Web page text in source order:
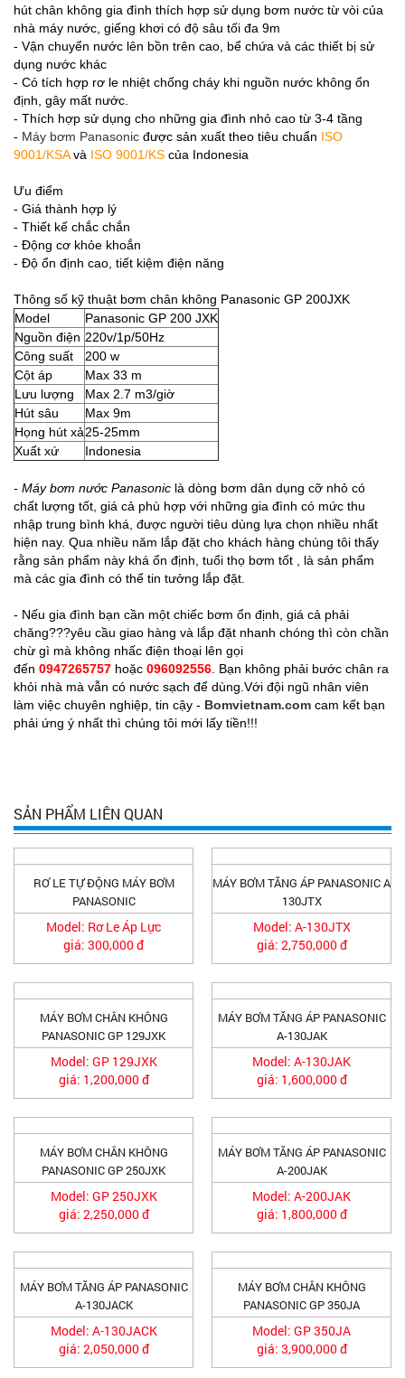
hút chân không gia đình thích hợp sử dụng bơm nước từ vòi của
nhà máy nước, giếng khơi có độ sâu tối đa 9m
- Vận chuyển nước lên bồn trên cao, bể chứa và các thiết bị sử
dụng nước khác
- Có tích hợp rơ le nhiệt chống cháy khi nguồn nước không ổn
định, gây mất nước.
- Thích hợp sử dụng cho những gia đình nhỏ cao từ 3-4 tầng
- Máy bơm Panasonic được sản xuất theo tiêu chuẩn ISO
9001/KSAvà ISO 9001/KS của Indonesia
Ưu điểm
- Giá thành hợp lý
- Thiết kế chắc chắn
- Động cơ khỏe khoắn
- Độ ổn định cao, tiết kiệm điện năng
Thông số kỹ thuật bơm chân không Panasonic GP 200JXK
Model
Panasonic GP 200 JXK
Nguồn điện 220v/1p/50Hz
Công suất
200 w
Cột áp
Max 33 m
Lưu lượng
Max 2.7 m3/giờ
Hút sâu
Max 9m
Họng hút xả25-25mm
Xuất xứ
Indonesia
- Máy bơm nước Panasonic là dòng bơm dân dụng cỡ nhỏ có
chất lượng tốt, giá cả phù hợp với những gia đình có mức thu
nhập trung bình khá, được người tiêu dùng lựa chọn nhiều nhất
hiện nay. Qua nhiều năm lắp đặt cho khách hàng chúng tôi thấy
rằng sản phẩm này khá ổn định, tuổi thọ bơm tốt , là sản phẩm
mà các gia đình có thể tin tưởng lắp đặt.
- Nếu gia đình bạn cần một chiếc bơm ổn định, giá cả phải
chăng???yêu cầu giao hàng và lắp đặt nhanh chóng thì còn chần
chừ gì mà không nhấc điện thoại lên gọi
đến 0947265757 hoặc 096092556 . Bạn không phải bước chân ra
khỏi nhà mà vẫn có nước sạch để dùng.Với đội ngũ nhân viên
làm việc chuyên nghiệp, tin cậy - Bomvietnam.com cam kết bạn
phải ứng ý nhất thì chúng tôi mới lấy tiền!!!
SẢN PHẨM LIÊN QUAN
RƠ LE TỰ ĐỘNG MÁY BƠM
PANASONIC
Model: Rơ Le Áp Lực
giá: 300,000 đ
MÁY BƠM TĂNG ÁP PANASONIC A
130JTX
Model: A-130JTX
giá: 2,750,000 đ
MÁY BƠM CHÂN KHÔNG
PANASONIC GP 129JXK
Model: GP 129JXK
giá: 1,200,000 đ
MÁY BƠM TĂNG ÁP PANASONIC
A-130JAK
Model: A-130JAK
giá: 1,600,000 đ
MÁY BƠM CHÂN KHÔNG
PANASONIC GP 250JXK
Model: GP 250JXK
giá: 2,250,000 đ
MÁY BƠM TĂNG ÁP PANASONIC
A-200JAK
Model: A-200JAK
giá: 1,800,000 đ
MÁY BƠM TĂNG ÁP PANASONIC
A-130JACK
Model: A-130JACK
giá: 2,050,000 đ
MÁY BƠM CHÂN KHÔNG
PANASONIC GP 350JA
Model: GP 350JA
giá: 3,900,000 đ